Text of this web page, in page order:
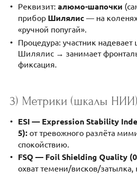
Реквизит: алюмо-шапочки
прибор Шилялис — на
«ручной попугай».
Процедура: участник
Шилялис → занимает
фиксация.
3) Метрики (шкалы НИИ)
ESI — Expression Stability
5): от тревожного разлёта
спокойствию.
FSQ — Foil Shielding Quality
охват темени/висков/затылка,